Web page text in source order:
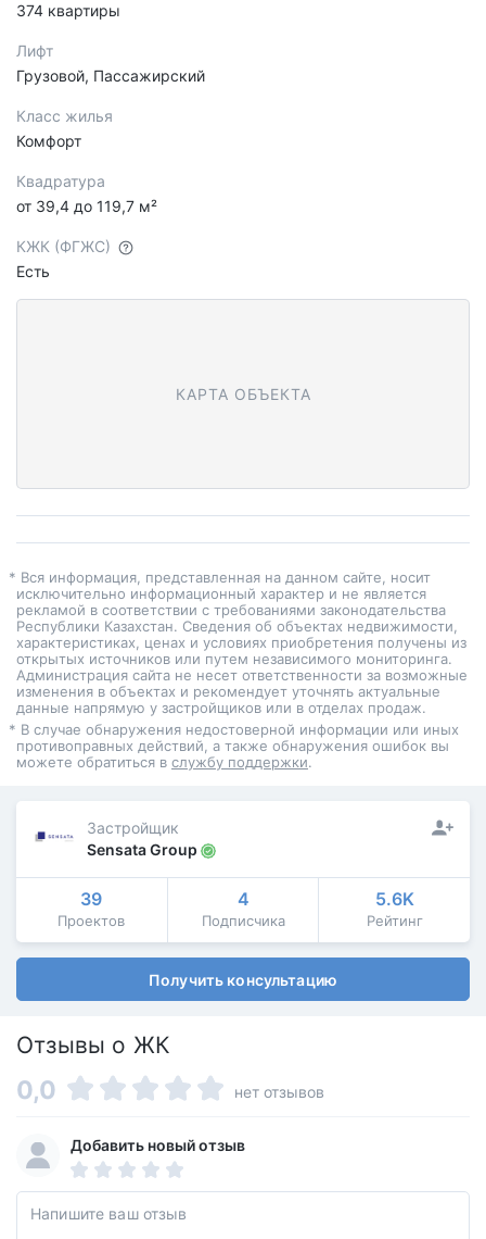
374 квартиры
Лифт
Грузовой, Пассажирский
Класс жилья
Комфорт
Квадратура
от 39,4 до 119,7 м²
КЖК (ФГЖС)
Есть
КАРТА ОБЪЕКТА
* Вся информация, представленная на данном сайте, носит
исключительно информационный характер и не является
рекламой в соответствии с требованиями законодательства
Республики Казахстан. Сведения об объектах недвижимости,
характеристиках, ценах и условиях приобретения получены из
открытых источников или путем независимого мониторинга.
Администрация сайта не несет ответственности за возможные
изменения в объектах и рекомендует уточнять актуальные
данные напрямую у застройщиков или в отделах продаж.
* В случае обнаружения недостоверной информации или иных
противоправных действий, а также обнаружения ошибок вы
можете обратиться в службу поддержки.
Застройщик
Sensata Group
39
Проектов
4
Подписчика
5.6K
Рейтинг
Получить консультацию
Отзывы о ЖК
0,0 нет отзывов
Добавить новый отзыв